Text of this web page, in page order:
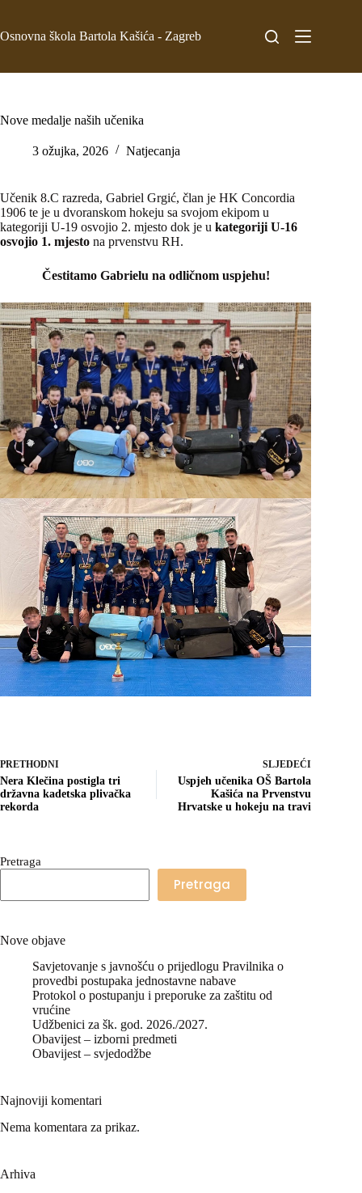
Osnovna škola Bartola Kašića - Zagreb
Nove medalje naših učenika
3 ožujka, 2026 Natjecanja
Učenik 8.C razreda, Gabriel Grgić, član je HK Concordia
1906 te je u dvoranskom hokeju sa svojom ekipom u
kategoriji U-19 osvojio 2. mjesto dok je u kategoriji U-16
osvojio 1. mjesto na prvenstvu RH.
Čestitamo Gabrielu na odličnom uspjehu!
PRETHODNI
Nera Klečina postigla tri
državna kadetska plivačka
rekorda
SLJEDEĆI
Uspjeh učenika OŠ Bartola
Kašića na Prvenstvu
Hrvatske u hokeju na travi
Pretraga
Pretraga
Nove objave
Savjetovanje s javnošću o prijedlogu Pravilnika o
provedbi postupaka jednostavne nabave
Protokol o postupanju i preporuke za zaštitu od
vrućine
Udžbenici za šk. god. 2026./2027.
Obavijest – izborni predmeti
Obavijest – svjedodžbe
Najnoviji komentari
Nema komentara za prikaz.
Arhiva